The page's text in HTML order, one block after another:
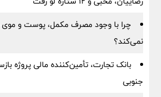
چرا با وجود مصرف مکمل، پوست و موی
نمی‌کند؟
جنوبی